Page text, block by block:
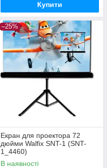
Купити
–25%
Екран для проектора 72
дюйми Walfix SNT-1 (SNT-
1_4460)
В наявності